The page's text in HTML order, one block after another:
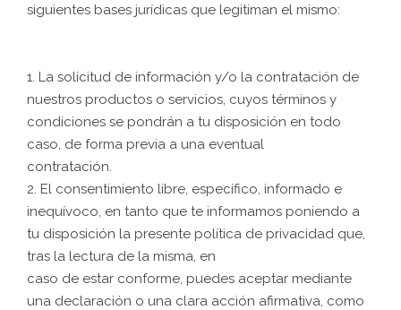
siguientes bases jurídicas que legitiman el mismo:
1. La solicitud de información y/o la contratación de
nuestros productos o servicios, cuyos términos y
condiciones se pondrán a tu disposición en todo
caso, de forma previa a una eventual
contratación.
2. El consentimiento libre, específico, informado e
inequívoco, en tanto que te informamos poniendo a
tu disposición la presente política de privacidad que,
tras la lectura de la misma, en
caso de estar conforme, puedes aceptar mediante
una declaración o una clara acción afirmativa, como